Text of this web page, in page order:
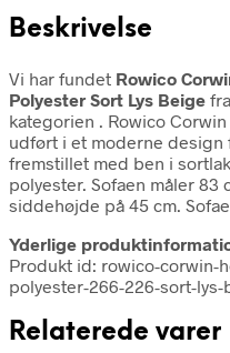
Beskrivelse
Vi har fundet Rowico
Polyester Sort Lys Beige fra
kategorien . Rowico
udført i et moderne design
fremstillet med ben i
polyester. Sofaen måler
siddehøjde på 45 cm.
Yderlige
Produkt id: rowico-corwin-
polyester-266-226-sort-lys-
Relaterede varer